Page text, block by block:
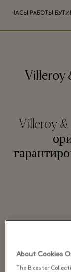
ЧАСЫ РАБОТЫ
Villeroy
Villeroy &
About Cookies
The Bicester